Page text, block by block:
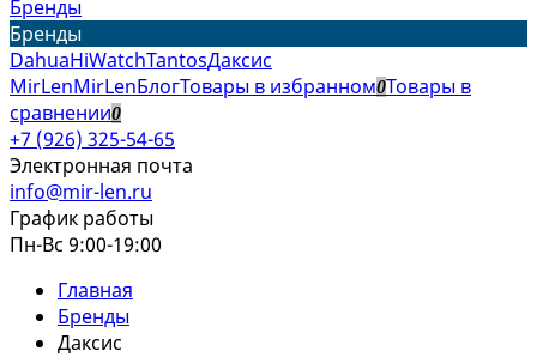
Бренды
Бренды
DahuaHiWatchTantosДаксис
MirLenMirLenБлогТовары в избранном0Товары в
сравнении0
+7 (926) 325-54-65
Электронная почта
info@mir-len.ru
График работы
Пн-Вс 9:00-19:00
Главная
Бренды
Даксис